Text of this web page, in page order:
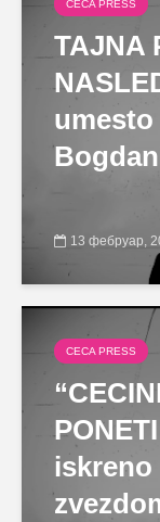
CECA PRESS
TAJNA
13 фебруар,
CECA PRESS